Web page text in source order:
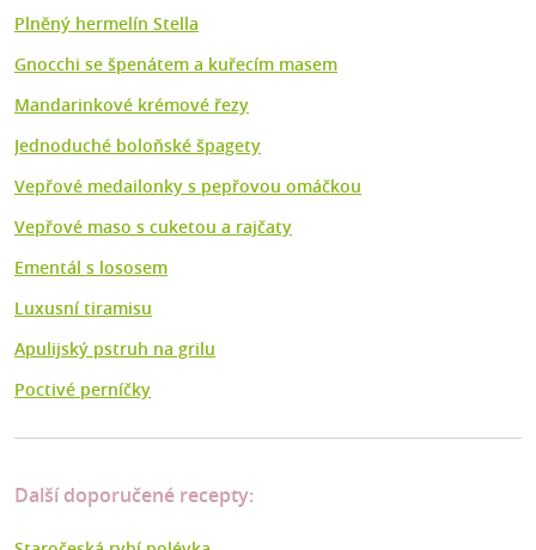
Plněný hermelín Stella
Gnocchi se špenátem a kuřecím masem
Mandarinkové krémové řezy
Jednoduché boloňské špagety
Vepřové medailonky s pepřovou omáčkou
Vepřové maso s cuketou a rajčaty
Ementál s lososem
Luxusní tiramisu
Apulijský pstruh na grilu
Poctivé perníčky
Další doporučené recepty: